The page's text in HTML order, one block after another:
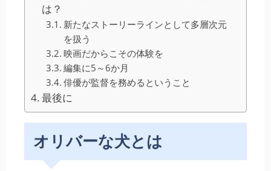
は？
新たなストーリーラインとして多層次元
を扱う
映画だからこその体験を
編集に5～6か月
俳優が監督を務めるということ
最後に
オリバーな犬とは